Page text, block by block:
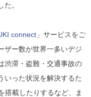
。
connect 」サービスをご
ザー数が世界一多いデジ
渋滞・盗難・交通事故の
いった状況を解決するた
搭載したりするなど、ま